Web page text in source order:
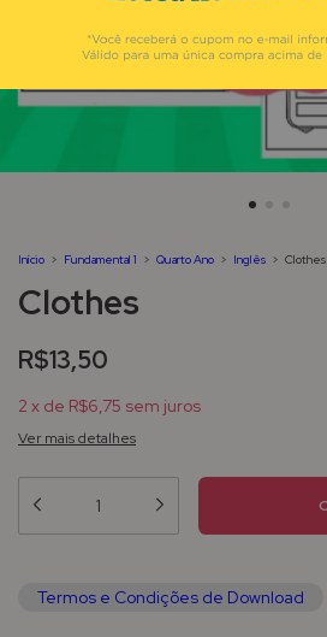
Início > Fundamental 1 > Quarto Ano > Inglês > Clothes
Clothes
R$13,50
2 x de R$6,75 sem juros
Ver mais detalhes
Termos e Condições de Download